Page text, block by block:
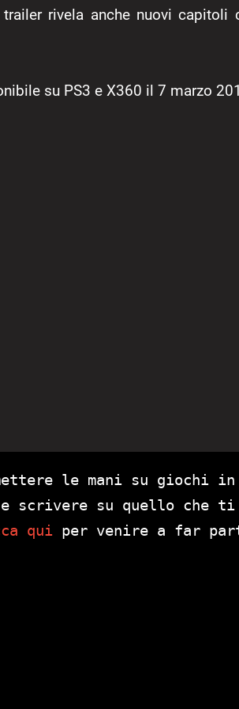
rivela anche nuovi capitoli
su PS3 e X360 il 7 marzo
le mani su giochi in
scrivere su quello che ti
qui per venire a far